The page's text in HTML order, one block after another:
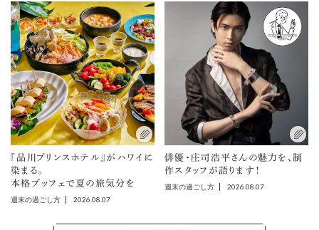
『品川プリンスホテル』がハワイに
染まる。
本格ブッフェで夏の旅気分を
週末の過ごし方 2026.08.07
俳優・庄司浩平さんの魅力を、制
作スタッフが語ります！
週末の過ごし方 2026.08.07